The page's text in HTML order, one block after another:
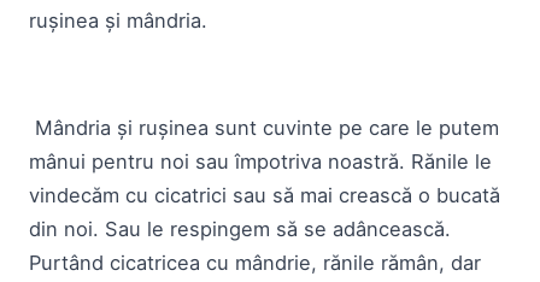
rușinea și mândria.
Mândria și rușinea sunt cuvinte pe care le putem
mânui pentru noi sau împotriva noastră. Rănile le
vindecăm cu cicatrici sau să mai crească o bucată
din noi. Sau le respingem să se adâncească.
Purtând cicatricea cu mândrie, rănile rămân, dar